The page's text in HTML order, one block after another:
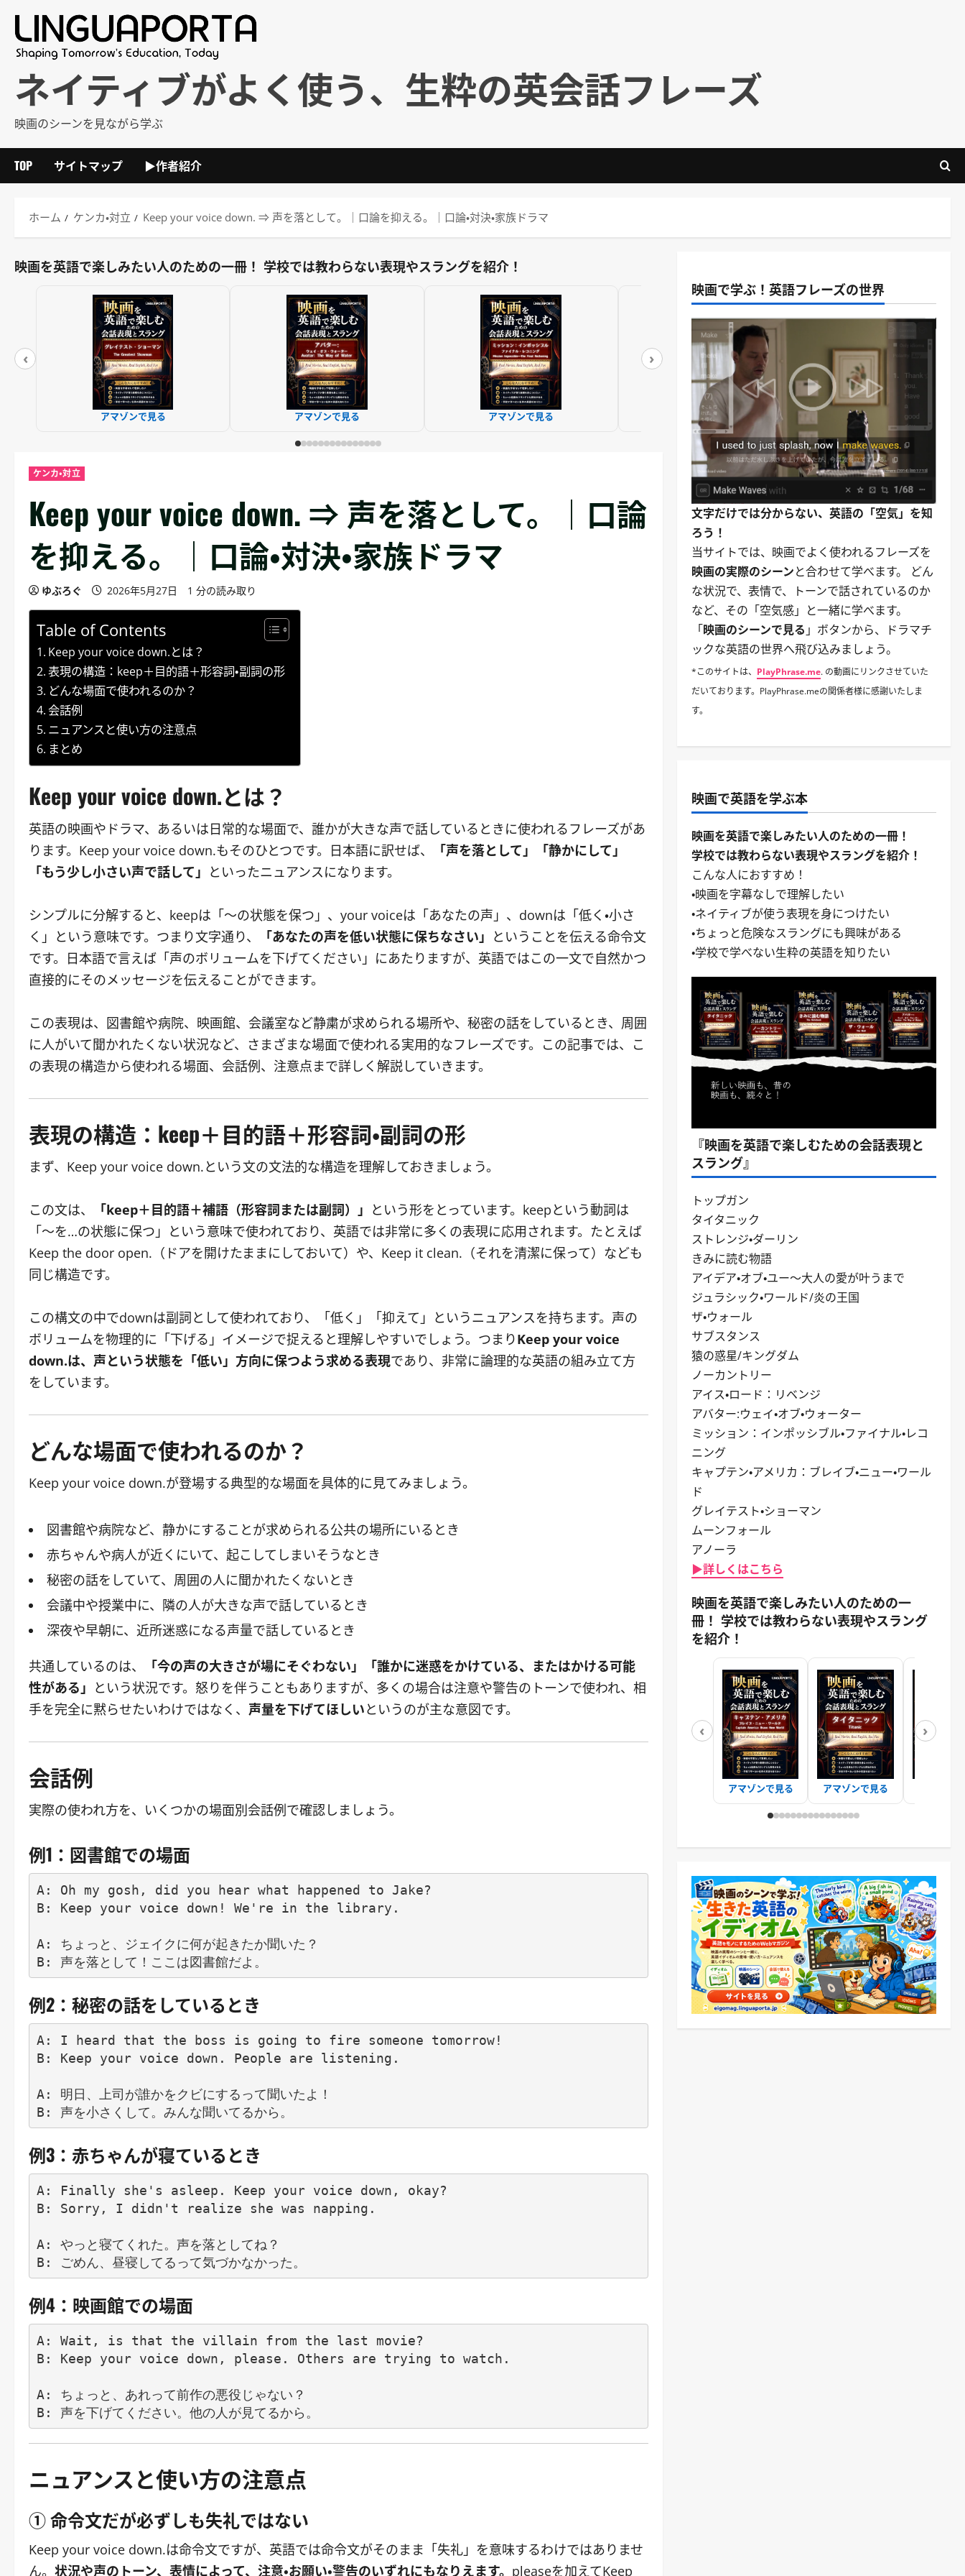
ネイティブがよく使う、生粋の英会話フレーズ
映画のシーンを見ながら学ぶ
TOP サイトマップ ▶作者紹介
ホーム ケンカ・対立 Keep your voice down. ⇒ 声を落として。｜口論を抑える。｜口論・対決・家族ドラマ
映画を英語で楽しみたい人のための一冊！ 学校では教わらない表現やスラングを紹介！
‹
アマゾンで見る アマゾンで見る アマゾンで見る アマゾンで見る アマゾンで見る
›
ケンカ・対立
Keep your voice down. ⇒ 声を落として。｜口論
を抑える。｜口論・対決・家族ドラマ
ゆぶろぐ 2026年5月27日 1 分の読み取り
Table of Contents
Keep your voice down.とは？
表現の構造：keep＋目的語＋形容詞・副詞の形
どんな場面で使われるのか？
会話例
ニュアンスと使い方の注意点
まとめ
Keep your voice down.とは？
英語の映画やドラマ、あるいは日常的な場面で、誰かが大きな声で話しているときに使われるフレーズがあ
ります。Keep your voice down.もそのひとつです。日本語に訳せば、
「声を落として」「静かにして」
「もう少し小さい声で話して」 といったニュアンスになります。
シンプルに分解すると、keepは「〜の状態を保つ」、your voiceは「あなたの声」、downは「低く・小さ
く」という意味です。つまり文字通り、
「あなたの声を低い状態に保ちなさい」 ということを伝える命令文
です。日本語で言えば「声のボリュームを下げてください」にあたりますが、英語ではこの一文で自然かつ
直接的にそのメッセージを伝えることができます。
この表現は、図書館や病院、映画館、会議室など静粛が求められる場所や、秘密の話をしているとき、周囲
に人がいて聞かれたくない状況など、さまざまな場面で使われる実用的なフレーズです。この記事では、こ
の表現の構造から使われる場面、会話例、注意点まで詳しく解説していきます。
表現の構造：keep＋目的語＋形容詞・副詞の形
まず、Keep your voice down.という文の文法的な構造を理解しておきましょう。
この文は、 「keep＋目的語＋補語（形容詞または副詞）」 という形をとっています。keepという動詞は
「〜を…の状態に保つ」という意味で使われており、英語では非常に多くの表現に応用されます。たとえば
Keep the door open.（ドアを開けたままにしておいて）や、Keep it clean.（それを清潔に保って）なども
同じ構造です。
この構文の中でdownは副詞として使われており、「低く」「抑えて」というニュアンスを持ちます。声の
ボリュームを物理的に「下げる」イメージで捉えると理解しやすいでしょう。つまりKeep your voice
down.は、声という状態を「低い」方向に保つよう求める表現であり、非常に論理的な英語の組み立て方
をしています。
どんな場面で使われるのか？
Keep your voice down.が登場する典型的な場面を具体的に見てみましょう。
図書館や病院など、静かにすることが求められる公共の場所にいるとき
赤ちゃんや病人が近くにいて、起こしてしまいそうなとき
秘密の話をしていて、周囲の人に聞かれたくないとき
会議中や授業中に、隣の人が大きな声で話しているとき
深夜や早朝に、近所迷惑になる声量で話しているとき
共通しているのは、
「今の声の大きさが場にそぐわない」「誰かに迷惑をかけている、またはかける可能
性がある」 という状況です。怒りを伴うこともありますが、多くの場合は注意や警告のトーンで使われ、相
手を完全に黙らせたいわけではなく、 声量を下げてほしいというのが主な意図です。
会話例
実際の使われ方を、いくつかの場面別会話例で確認しましょう。
例1：図書館での場面
A: Oh my gosh, did you hear what happened to Jake?
B: Keep your voice down! We're in the library.
A: ちょっと、ジェイクに何が起きたか聞いた？
例2：秘密の話をしているとき
A: I heard that the boss is going to fire someone tomorrow!
B: Keep your voice down. People are listening.
A: 明日、上司が誰かをクビにするって聞いたよ！
例3：赤ちゃんが寝ているとき
A: Finally she's asleep. Keep your voice down, okay?
B: Sorry, I didn't realize she was napping.
A: やっと寝てくれた。声を落としてね？
例4：映画館での場面
A: Wait, is that the villain from the last movie?
B: Keep your voice down, please. Others are trying to watch.
A: ちょっと、あれって前作の悪役じゃない？
ニュアンスと使い方の注意点
① 命令文だが必ずしも失礼ではない
Keep your voice down.は命令文ですが、英語では命令文がそのまま「失礼」を意味するわけではありませ
ん。 状況や声のトーン、表情によって、注意・お願い・警告のいずれにもなりえます。 pleaseを加えてKeep
映画で学ぶ！英語フレーズの世界
文字だけでは分からない、英語の「空気」を知
ろう！
当サイトでは、映画でよく使われるフレーズを
映画の実際のシーンと合わせて学べます。 どん
な状況で、表情で、トーンで話されているのか
など、その「空気感」と一緒に学べます。
「映画のシーンで見る 」ボタンから、ドラマチ
ックな英語の世界へ飛び込みましょう。
*このサイトは、 PlayPhrase.me. の動画にリンクさせていた
だいております。PlayPhrase.meの関係者様に感謝いたしま
す。
映画で英語を学ぶ本
映画を英語で楽しみたい人のための一冊！
学校では教わらない表現やスラングを紹介！
こんな人におすすめ！
・映画を字幕なしで理解したい
・ネイティブが使う表現を身につけたい
・ちょっと危険なスラングにも興味がある
・学校で学べない生粋の英語を知りたい
『映画を英語で楽しむための会話表現と
スラング』
トップガン
タイタニック
ストレンジ・ダーリン
きみに読む物語
アイデア・オブ・ユー～大人の愛が叶うまで
ジュラシック・ワールド/炎の王国
ザ・ウォール
サブスタンス
猿の惑星/キングダム
ノーカントリー
アイス・ロード：リベンジ
アバター:ウェイ・オブ・ウォーター
ミッション：インポッシブル・ファイナル・レコ
ニング
キャプテン・アメリカ：ブレイブ・ニュー・ワール
ド
グレイテスト・ショーマン
ムーンフォール
アノーラ
▶詳しくはこちら
映画を英語で楽しみたい人のための一
冊！ 学校では教わらない表現やスラング
を紹介！
‹
アマゾンで見る アマゾンで見る
›